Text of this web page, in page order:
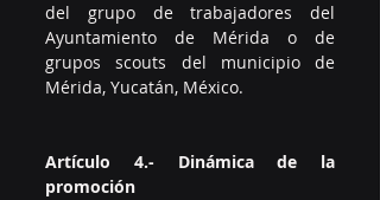
del grupo de trabajadores del
Ayuntamiento de Mérida o de
grupos scouts del municipio de
Mérida, Yucatán, México.
Artículo 4.- Dinámica de la
promoción